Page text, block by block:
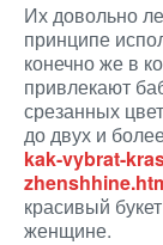
Их довольно
принципе
конечно же в
привлекают
срезанных
до двух и
kak-vybrat-
красивый
женщине.